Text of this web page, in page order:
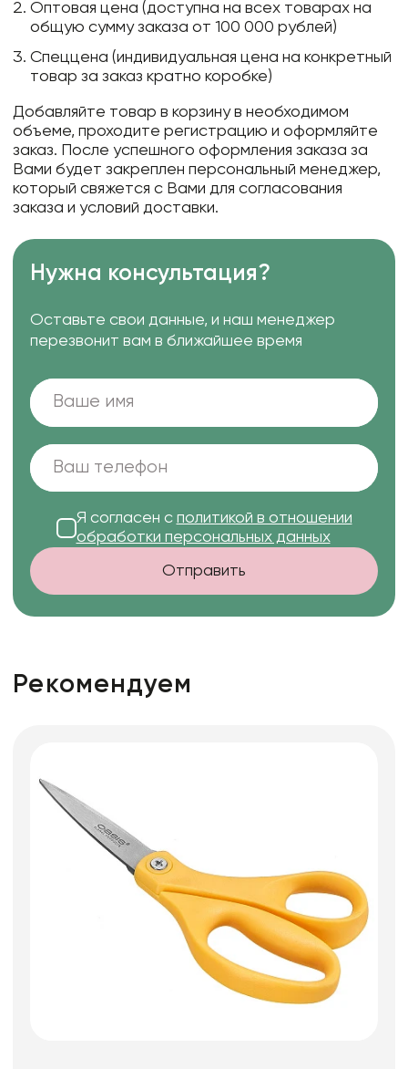
Оптовая цена (доступна на всех товарах на
общую сумму заказа от 100 000 рублей)
Спеццена (индивидуальная цена на конкретный
товар за заказ кратно коробке)
Добавляйте товар в корзину в необходимом
объеме, проходите регистрацию и оформляйте
заказ. После успешного оформления заказа за
Вами будет закреплен персональный менеджер,
который свяжется с Вами для согласования
заказа и условий доставки.
Нужна консультация?
Оставьте свои данные, и наш менеджер
перезвонит вам в ближайшее время
Я согласен с политикой в отношении
обработки персональных данных
Отправить
Рекомендуем